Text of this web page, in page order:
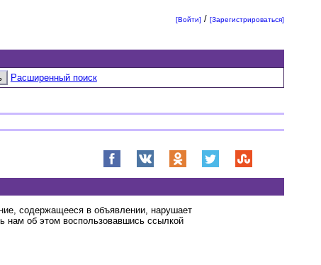
[Войти] /[Зарегистрироваться]
Расширенный поиск
содержащееся в объявлении, нарушает
об этом воспользовавшись ссылкой